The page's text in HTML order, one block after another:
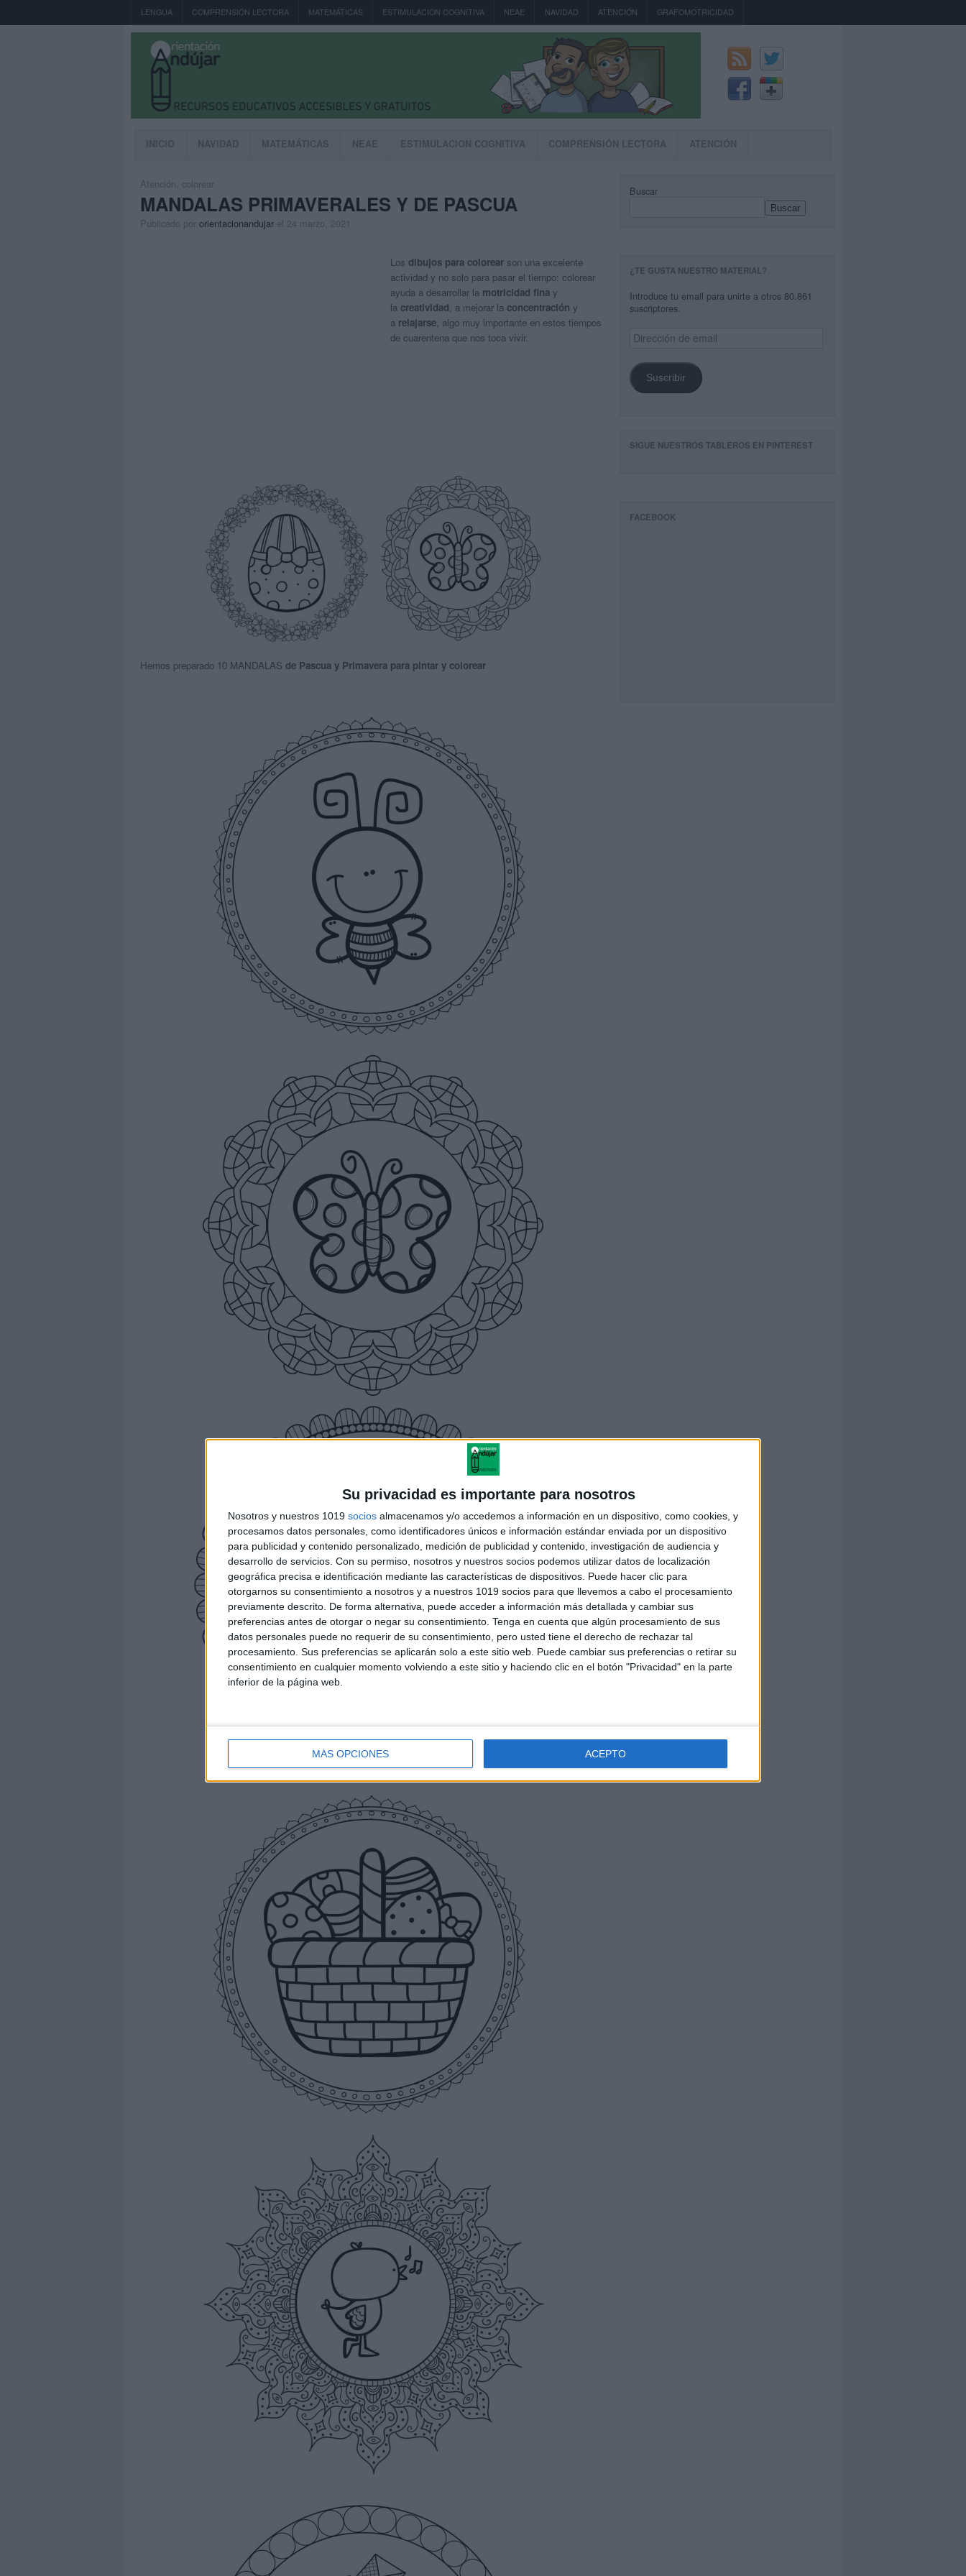
Su privacidad es importante para nosotros
Nosotros y nuestros 1019 socios almacenamos y/o accedemos a información en un dispositivo, como cookies, y
procesamos datos personales, como identificadores únicos e información estándar enviada por un dispositivo
para publicidad y contenido personalizado, medición de publicidad y contenido, investigación de audiencia y
desarrollo de servicios. Con su permiso, nosotros y nuestros socios podemos utilizar datos de localización
geográfica precisa e identificación mediante las características de dispositivos. Puede hacer clic para
otorgarnos su consentimiento a nosotros y a nuestros 1019 socios para que llevemos a cabo el procesamiento
previamente descrito. De forma alternativa, puede acceder a información más detallada y cambiar sus
preferencias antes de otorgar o negar su consentimiento. Tenga en cuenta que algún procesamiento de sus
datos personales puede no requerir de su consentimiento, pero usted tiene el derecho de rechazar tal
procesamiento. Sus preferencias se aplicarán solo a este sitio web. Puede cambiar sus preferencias o retirar su
consentimiento en cualquier momento volviendo a este sitio y haciendo clic en el botón "Privacidad" en la parte
inferior de la página web.
MÁS OPCIONES ACEPTO
LENGUA COMPRENSIÓN LECTORA MATEMÁTICAS ESTIMULACION COGNITIVA NEAE NAVIDAD ATENCIÓN GRAFOMOTRICIDAD
INICIO NAVIDAD MATEMÁTICAS NEAE ESTIMULACION COGNITIVA COMPRENSIÓN LECTORA ATENCIÓN
Atención colorear
MANDALAS PRIMAVERALES Y DE PASCUA
Publicado por orientacionandujar el 24 marzo, 2021
Los dibujos para colorearson una excelente
actividad y no solo para pasar el tiempo: colorear
ayuda a desarrollar la motricidad finay
la creatividad , a mejorar la concentración y
a relajarse, algo muy importante en estos tiempos
de cuarentena que nos toca vivir.
Hemos preparado 10 MANDALAS de Pascua y Primavera para pintar y colorear
Buscar
Buscar
¿TE GUSTA NUESTRO MATERIAL?
Introduce tu email para unirte a otros 80.861
suscriptores.
Dirección
de
Suscribir
SIGUE NUESTROS TABLEROS EN PINTEREST
FACEBOOK